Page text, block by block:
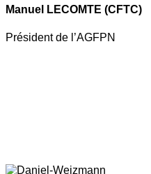
Manuel LECOMTE (CFTC)
Président de l’AGFPN